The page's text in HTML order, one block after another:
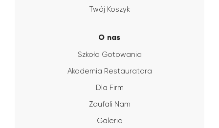
Twój Koszyk
O nas
Szkoła Gotowania
Akademia Restauratora
Dla Firm
Zaufali Nam
Galeria